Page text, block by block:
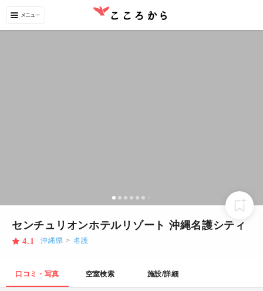
センチュリオンホテルリゾート 沖縄名護シティ
4.1 沖縄県 > 名護
口コミ・写真 空室検索 施設/詳細